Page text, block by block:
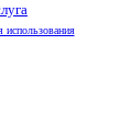
использования